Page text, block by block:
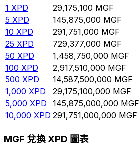
1 XPD 29,175,100 MGF
5 XPD 145,875,000 MGF
10 XPD 291,751,000 MGF
25 XPD 729,377,000 MGF
50 XPD 1,458,750,000 MGF
100 XPD 2,917,510,000 MGF
500 XPD 14,587,500,000 MGF
1,000 XPD 29,175,100,000 MGF
5,000 XPD 145,875,000,000 MGF
10,000 XPD 291,751,000,000 MGF
MGF 兌換 XPD 圖表